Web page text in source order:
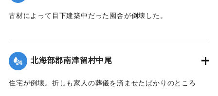
古材によって目下建築中だった園舎が倒壊した。
｜固有コード: 00474060
北海部郡南津留村中尾
住宅が倒壊。折しも家人の葬儀を済ませたばかりのところ